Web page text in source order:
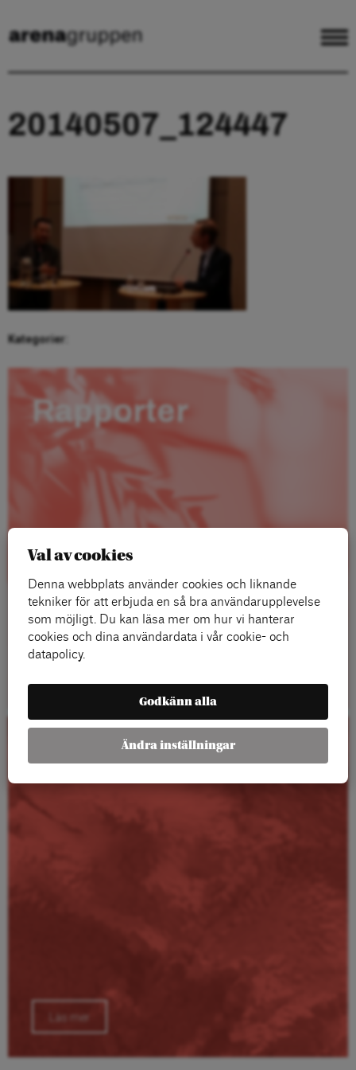
20140507_124447
Kategorier:
Rapporter
Kalender
Läs mer
Val av cookies
Denna webbplats använder cookies och liknande
tekniker för att erbjuda en så bra användarupplevelse
som möjligt. Du kan läsa mer om hur vi hanterar
cookies och dina användardata i vår cookie- och
datapolicy.
Godkänn alla
Ändra inställningar